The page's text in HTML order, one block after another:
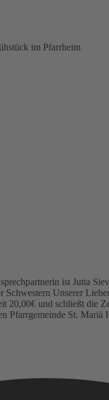
im Pfarrheim
ist Jutta
Unserer
20,00€ und schließt
Pfarrgemeinde St. Mariä